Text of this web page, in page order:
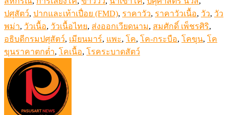
ปศุสัตว์, ปากและเท้าเปื่อย (FMD), ราคาวัว, ราคาวัวเนื้อ, วัว, วัว
พม่า, วัวเนื้อ, วัวเนื้อไทย, ส่งออกเวียดนาม, สมศักดิ์ เพ็ชรศิริ,
อธิบดีกรมปศุสัตว์, เมียนมาร์, แพะ, โค, โค-กระบือ, โคขุน, โค
ขุนราคาตกต่ำ, โคเนื้อ, โรคระบาดสัตว์